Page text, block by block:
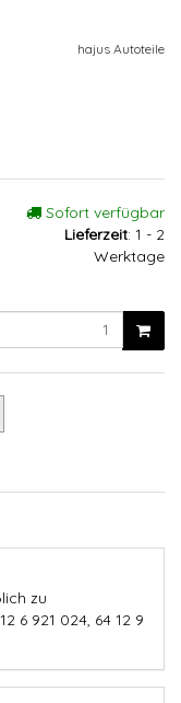
hajus Autoteile
Sofort verfügbar
Lieferzeit: 1 - 2
Werktage
zu
6 921 024, 64 12 9